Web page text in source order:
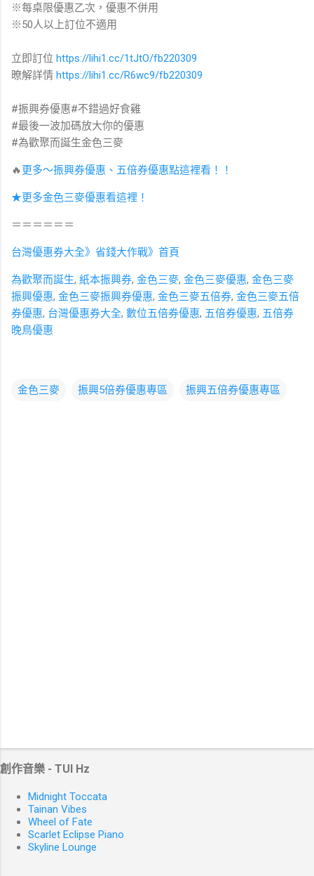
※每桌限優惠乙次，優惠不併用
※50人以上訂位不適用
立即訂位 https://lihi1.cc/1tJtO/fb220309
暸解詳情 https://lihi1.cc/R6wc9/fb220309
#振興券優惠#不錯過好食雞
#最後一波加碼放大你的優惠
#為歡聚而誕生金色三麥
🔥更多～振興券優惠、五倍券優惠點這裡看！！
★更多金色三麥優惠看這裡！
＝＝＝＝＝＝
台灣優惠券大全》省錢大作戰》首頁
為歡聚而誕生, 紙本振興券, 金色三麥, 金色三麥優惠, 金色三麥
振興優惠, 金色三麥振興券優惠, 金色三麥五倍券, 金色三麥五倍
券優惠, 台灣優惠券大全, 數位五倍券優惠, 五倍券優惠, 五倍券
晚鳥優惠
金色三麥 振興5倍券優惠專區 振興五倍券優惠專區
創作音樂 - TUI Hz
Midnight Toccata
Tainan Vibes
Wheel of Fate
Scarlet Eclipse Piano
Skyline Lounge